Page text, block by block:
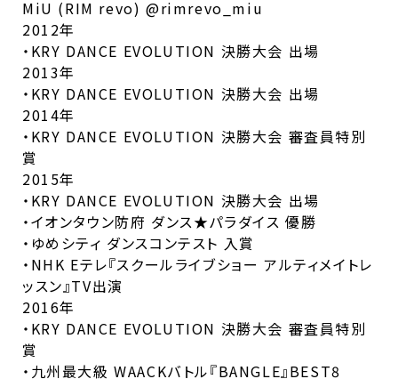
MiU (RIM revo) @rimrevo_miu
2012年
・KRY DANCE EVOLUTION 決勝大会 出場
2013年
・KRY DANCE EVOLUTION 決勝大会 出場
2014年
・KRY DANCE EVOLUTION 決勝大会 審査員特別
賞
2015年
・KRY DANCE EVOLUTION 決勝大会 出場
・イオンタウン防府 ダンス★パラダイス 優勝
・ゆめシティ ダンスコンテスト 入賞
・NHK Eテレ『スクールライブショー アルティメイトレ
ッスン』TV出演
2016年
・KRY DANCE EVOLUTION 決勝大会 審査員特別
賞
・九州最大級 WAACKバトル『BANGLE』BEST8